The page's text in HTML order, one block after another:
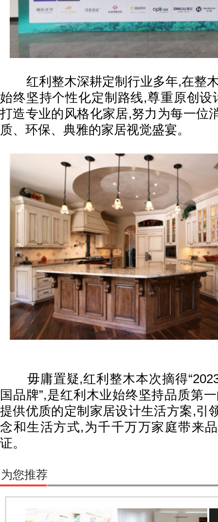
红利整木深耕定制行业多年,在整
始终坚持个性化定制路线,尊重原创设
打造专业的风格化家居,努力为每一位
质、环保、典雅的家居视觉盛宴。
毋庸置疑,红利整木本次摘得
国品牌”,是红利木业始终坚持品质第
提供优质的定制家居设计生活方案,引
念和生活方式,为千千万万家庭带来
证。
为您推荐